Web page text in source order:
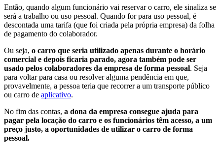
Então, quando algum funcionário vai reservar o carro, ele sinaliza se
será a trabalho ou uso pessoal. Quando for para uso pessoal, é
descontada uma tarifa (que foi criada pela própria empresa) da folha
de pagamento do colaborador.
Ou seja, o carro que seria utilizado apenas durante o horário
comercial e depois ficaria parado, agora também pode ser
usado pelos colaboradores da empresa de forma pessoal. Seja
para voltar para casa ou resolver alguma pendência em que,
provavelmente, a pessoa teria que recorrer a um transporte público
ou carro de aplicativo.
No fim das contas, a dona da empresa consegue ajuda para
pagar pela locação do carro e os funcionários têm acesso, a um
preço justo, a oportunidades de utilizar o carro de forma
pessoal.